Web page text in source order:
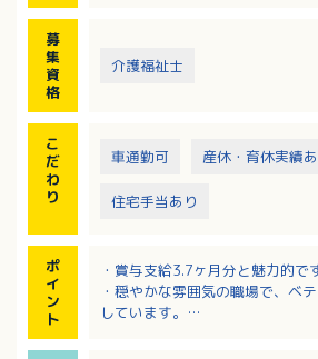
募
集
資
格
介護福祉士
こ
だ
わ
り
車通勤可 産休・育休実績
住宅手当あり
ポ
イ
ン
ト
・賞与支給3.7ヶ月分と魅力的で
・穏やかな雰囲気の職場で、ベ
しています。